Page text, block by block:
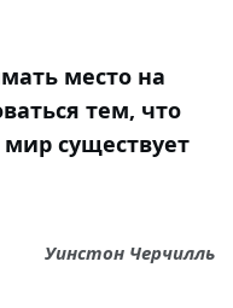
место на
тем, что
существует
Уинстон Черчилль